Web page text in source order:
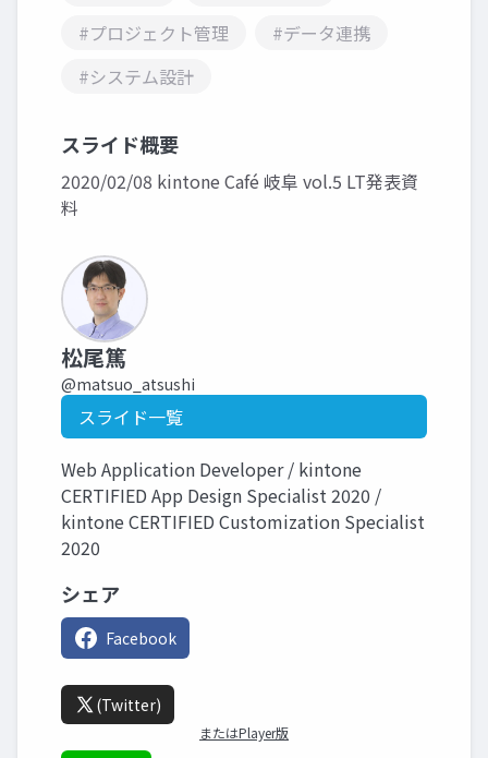
#プロジェクト管理
#データ連携
#システム設計
スライド概要
2020/02/08 kintone Café 岐阜 vol.5 LT発表資
料
松尾篤
@matsuo_atsushi
スライド一覧
Web Application Developer / kintone
CERTIFIED App Design Specialist 2020 /
kintone CERTIFIED Customization Specialist
2020
シェア
Facebook
(Twitter)
またはPlayer版